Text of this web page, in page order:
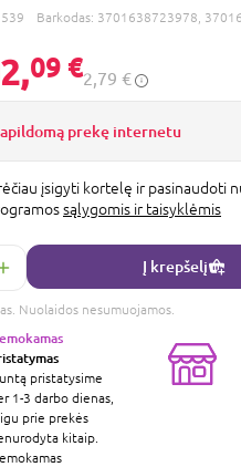
Barkodas: 3701638723978,
2,09 €2,79 €
prekę internetu
įsigyti kortelę ir pasinaudoti
sąlygomis ir taisyklėmis
Į krepšelį
Nuolaidos nesumuojamos.
pristatysime
1-3 darbo dienas,
prie prekės
kitaip.